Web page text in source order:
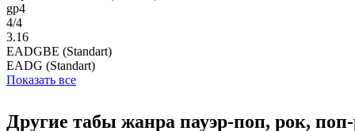
gp4
4/4
3.16
EADGBE (Standart)
EADG (Standart)
Показать все
Другие табы жанра пауэр-поп, рок,